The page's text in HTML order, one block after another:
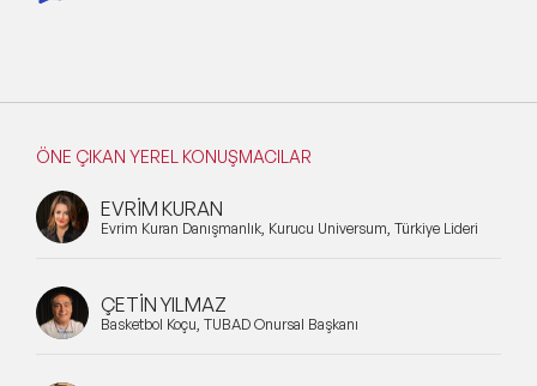
ÖNE ÇIKAN YEREL KONUŞMACILAR
EVRİM KURAN
Evrim Kuran Danışmanlık, Kurucu Universum, Türkiye Lideri
ÇETİN YILMAZ
Basketbol Koçu, TÜBAD Onursal Başkanı